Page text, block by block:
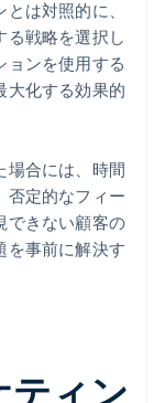
は対照的に、
る戦略を選択し
ョンを使用する
大化する効果的
場合には、時間
否定的なフィー
できない顧客の
を事前に解決す
ティン